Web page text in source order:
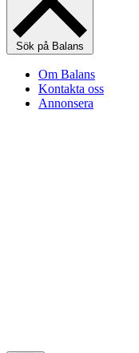
Sök på Balans
Om Balans
Kontakta oss
Annonsera